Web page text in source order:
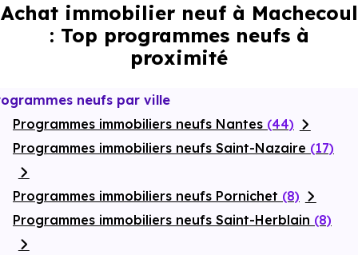
Actualités
Financer
énergétiques, garanties constructeur, etc.
Achat immobilier neuf à Machecoul
: Top programmes neufs à
proximité
neufs par ville
Programmes immobiliers neufs Nantes (44)
Programmes immobiliers neufs Saint-Nazaire (17)
Programmes immobiliers neufs Pornichet (8)
Programmes immobiliers neufs Saint-Herblain (8)